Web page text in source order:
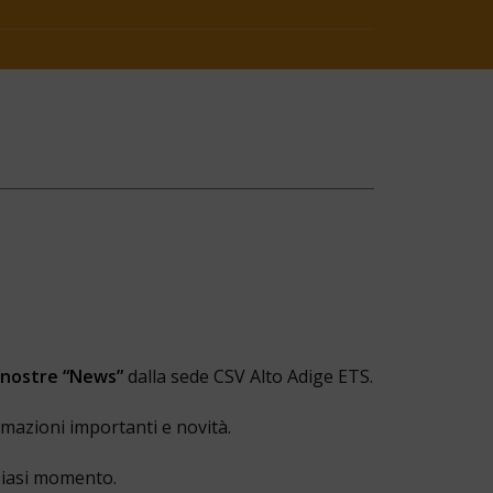
“News” dalla sede CSV Alto Adige ETS.
importanti e novità.
momento.